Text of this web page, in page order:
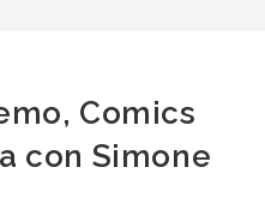
Comics
con Simone